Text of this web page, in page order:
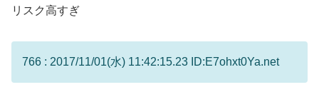
リスク高すぎ
766 : 2017/11/01(水) 11:42:15.23 ID:E7ohxt0Ya.net